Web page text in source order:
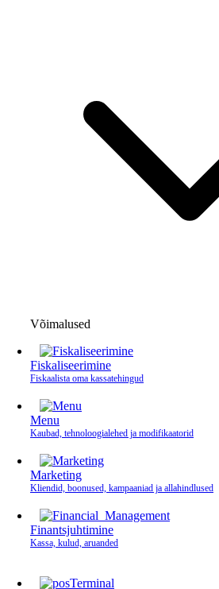
Võimalused
Fiskaliseerimine
Fiskaalista oma kassatehingud
Menu
Kaubad, tehnoloogialehed ja modifikaatorid
Marketing
Kliendid, boonused, kampaaniad ja allahindlused
Finantsjuhtimine
Kassa, kulud, aruanded